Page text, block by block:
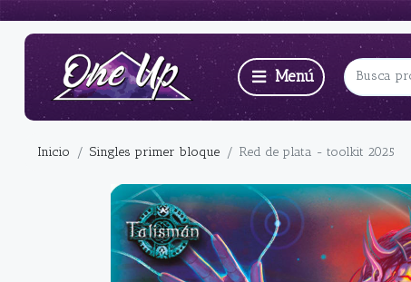
Inicio Singles primer bloque Red de plata - toolkit 2025